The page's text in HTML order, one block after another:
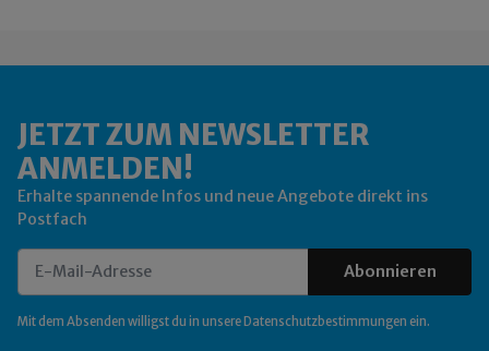
JETZT ZUM NEWSLETTER
ANMELDEN!
Erhalte spannende Infos und neue Angebote direkt ins
Postfach
Abonnieren
Mit dem Absenden willigst du in unsere Datenschutzbestimmungen ein.